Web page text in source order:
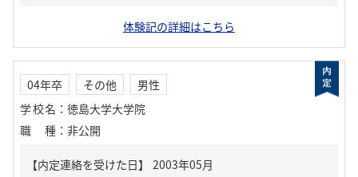
体験記の詳細はこちら
04年卒 その他
男性
学校名 ： 徳島大学大学院
職種 ： 非公開
【内定連絡を受けた日】
2003年05月